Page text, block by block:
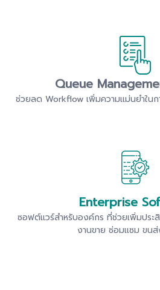
Queue
ช่วยลด Workflow เพิ่มความแม่นยำในก
Enterprise
ซอฟต์แวร์สำหรับองค์กร ที่ช่วยเพิ่มประ
งานขาย ซ่อมแซม ขน